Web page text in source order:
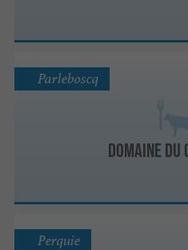
DOMAINE DU
Parleboscq
Perquie